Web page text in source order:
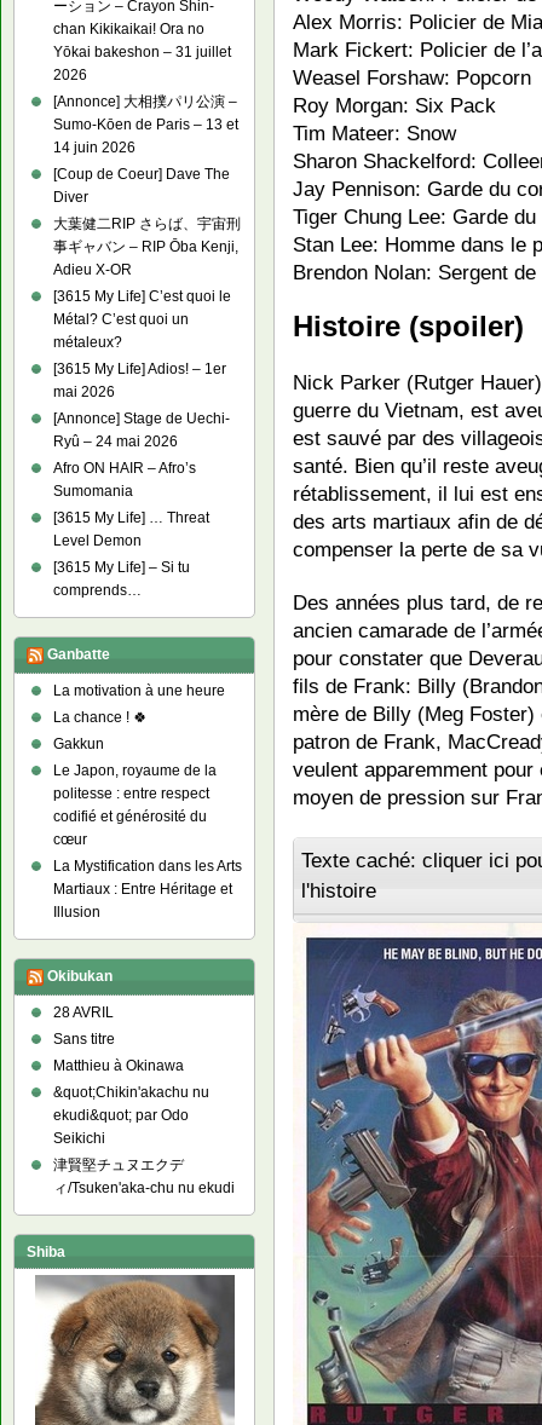
Alex Morris: Policier de
Mark Fickert: Policier de
Weasel Forshaw: Popcorn
Roy Morgan: Six Pack
Tim Mateer: Snow
Sharon Shackelford:
Jay Pennison: Garde du
Tiger Chung Lee: Garde
Stan Lee: Homme dans le
Brendon Nolan: Sergent de
Histoire (spoiler)
Nick Parker (Rutger
guerre du Vietnam, est
est sauvé par des
santé. Bien qu’il reste
rétablissement, il lui est
des arts martiaux afin de
compenser la perte de sa
Des années plus tard, de
ancien camarade de
pour constater que
fils de Frank: Billy
mère de Billy (Meg
patron de Frank,
veulent apparemment
moyen de pression sur
Texte caché: cliquer ici
l'histoire
ーション – Crayon Shin-
chan Kikikaikai! Ora no
Yōkai bakeshon – 31 juillet
2026
[Annonce] 大相撲パリ公演 –
Sumo-Kōen de Paris – 13 et
14 juin 2026
[Coup de Coeur] Dave The
Diver
大葉健二RIP さらば、宇宙刑
事ギャバン – RIP Ōba Kenji,
Adieu X-OR
[3615 My Life] C’est quoi le
Métal? C’est quoi un
métaleux?
[3615 My Life] Adios! – 1er
mai 2026
[Annonce] Stage de Uechi-
Ryû – 24 mai 2026
Afro ON HAIR – Afro’s
Sumomania
[3615 My Life] … Threat
Level Demon
[3615 My Life] – Si tu
comprends…
Ganbatte
La motivation à une heure
La chance ! 🍀
Gakkun
Le Japon, royaume de la
politesse : entre respect
codifié et générosité du
cœur
La Mystification dans les Arts
Martiaux : Entre Héritage et
Illusion
Okibukan
28 AVRIL
Sans titre
Matthieu à Okinawa
&quot;Chikin'akachu nu
ekudi&quot; par Odo
Seikichi
津賢堅チュヌエクデ
ィ/Tsuken'aka-chu nu ekudi
Shiba